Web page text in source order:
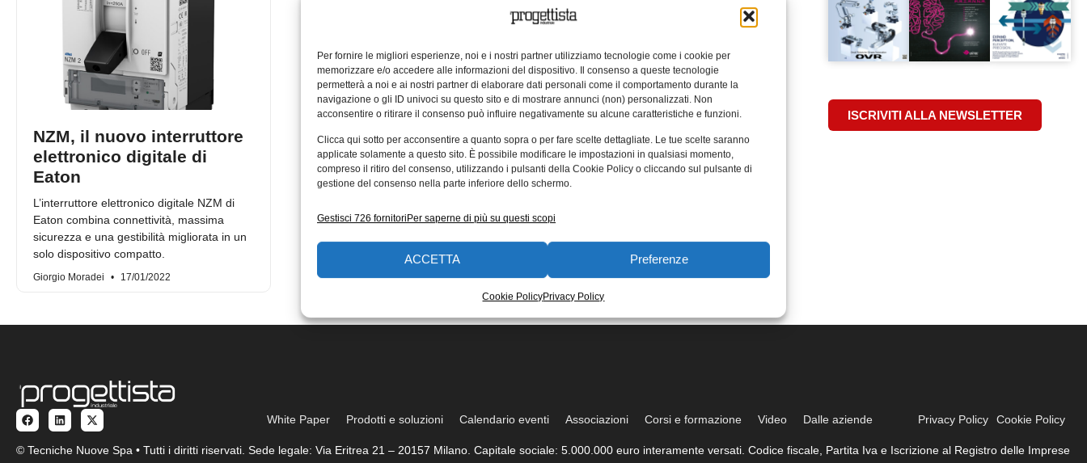
Per fornire le migliori esperienze, noi e i nostri partner utilizziamo tecnologie come i cookie per
memorizzare e/o accedere alle informazioni del dispositivo. Il consenso a queste tecnologie
permetterà a noi e ai nostri partner di elaborare dati personali come il comportamento durante la
navigazione o gli ID univoci su questo sito e di mostrare annunci (non) personalizzati. Non
acconsentire o ritirare il consenso può influire negativamente su alcune caratteristiche e funzioni.
Clicca qui sotto per acconsentire a quanto sopra o per fare scelte dettagliate. Le tue scelte saranno
applicate solamente a questo sito. È possibile modificare le impostazioni in qualsiasi momento,
compreso il ritiro del consenso, utilizzando i pulsanti della Cookie Policy o cliccando sul pulsante di
gestione del consenso nella parte inferiore dello schermo.
Gestisci 726 fornitoriPer saperne di più su questi scopi
ACCETTA Preferenze
Cookie PolicyPrivacy Policy
NZM, il nuovo interruttore
elettronico digitale di
Eaton
L’interruttore elettronico digitale NZM di
Eaton combina connettività, massima
sicurezza e una gestibilità migliorata in un
solo dispositivo compatto.
Giorgio Moradei 17/01/2022
ISCRIVITI ALLA NEWSLETTER
White Paper Prodotti e soluzioni Calendario eventi Associazioni Corsi e formazione Video Dalle aziende Privacy Policy Cookie Policy
© Tecniche Nuove Spa • Tutti i diritti riservati. Sede legale: Via Eritrea 21 – 20157 Milano. Capitale sociale: 5.000.000 euro interamente versati. Codice fiscale, Partita Iva e Iscrizione al Registro delle Imprese